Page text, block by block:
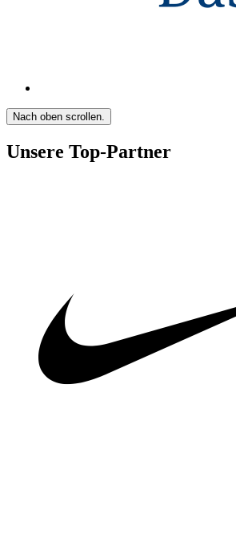
Nach oben scrollen.
Unsere Top-Partner